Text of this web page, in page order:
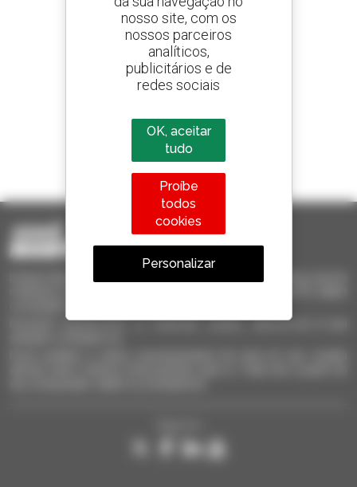
800 concessionários
A Manitou em todo o mundo
1 em cada 4 telescópicos
vendido no mundo é um manitou
Encontre rapidamente os materiais usados, adicione-os à sua
nosso site, com os
nossos parceiros
analíticos,
publicitários e de
redes sociais
OK, aceitar
tudo
Proíbe
todos
cookies
Personalizar